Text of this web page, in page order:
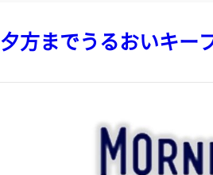
夕方までうるおいキー